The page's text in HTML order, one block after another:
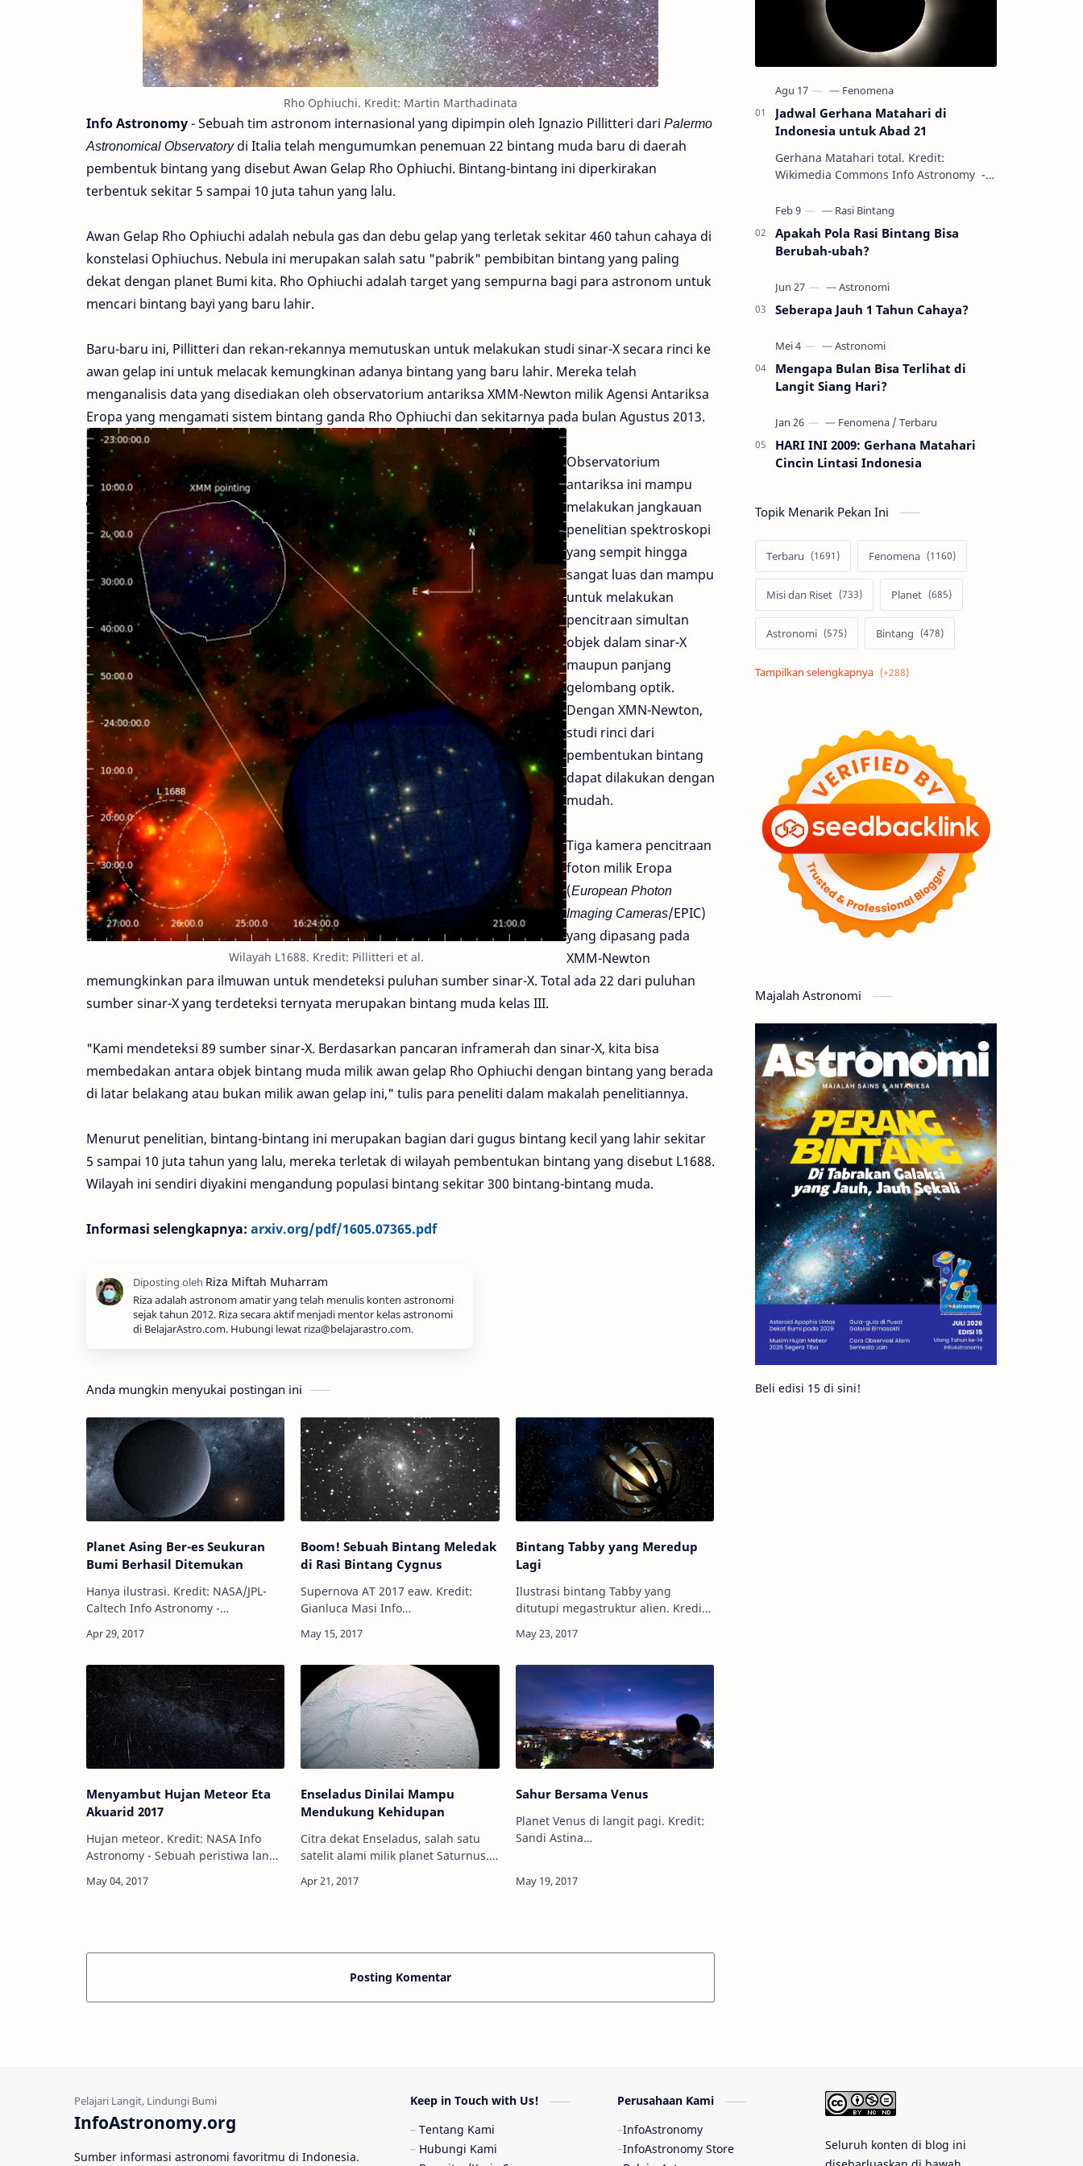
Rho Ophiuchi. Kredit: Martin Marthadinata
Info Astronomy- Sebuah tim astronom internasional yang dipimpin oleh Ignazio Pillitteri dari Palermo
Astronomical Observatorydi Italia telah mengumumkan penemuan 22 bintang muda baru di daerah
pembentuk bintang yang disebut Awan Gelap Rho Ophiuchi. Bintang-bintang ini diperkirakan
terbentuk sekitar 5 sampai 10 juta tahun yang lalu.
Awan Gelap Rho Ophiuchi adalah nebula gas dan debu gelap yang terletak sekitar 460 tahun cahaya di
konstelasi Ophiuchus. Nebula ini merupakan salah satu "pabrik" pembibitan bintang yang paling
dekat dengan planet Bumi kita. Rho Ophiuchi adalah target yang sempurna bagi para astronom untuk
mencari bintang bayi yang baru lahir.
Baru-baru ini, Pillitteri dan rekan-rekannya memutuskan untuk melakukan studi sinar-X secara rinci ke
awan gelap ini untuk melacak kemungkinan adanya bintang yang baru lahir. Mereka telah
menganalisis data yang disediakan oleh observatorium antariksa XMM-Newton milik Agensi Antariksa
Eropa yang mengamati sistem bintang ganda Rho Ophiuchi dan sekitarnya pada bulan Agustus 2013.
Wilayah L1688. Kredit: Pillitteri et al.
Observatorium
antariksa ini mampu
melakukan jangkauan
penelitian spektroskopi
yang sempit hingga
sangat luas dan mampu
untuk melakukan
pencitraan simultan
objek dalam sinar-X
maupun panjang
gelombang optik.
Dengan XMN-Newton,
studi rinci dari
pembentukan bintang
dapat dilakukan dengan
mudah.
Tiga kamera pencitraan
foton milik Eropa
(European Photon
Imaging Cameras/EPIC)
yang dipasang pada
XMM-Newton
memungkinkan para ilmuwan untuk mendeteksi puluhan sumber sinar-X. Total ada 22 dari puluhan
sumber sinar-X yang terdeteksi ternyata merupakan bintang muda kelas III.
"Kami mendeteksi 89 sumber sinar-X. Berdasarkan pancaran inframerah dan sinar-X, kita bisa
membedakan antara objek bintang muda milik awan gelap Rho Ophiuchi dengan bintang yang berada
di latar belakang atau bukan milik awan gelap ini," tulis para peneliti dalam makalah penelitiannya.
Menurut penelitian, bintang-bintang ini merupakan bagian dari gugus bintang kecil yang lahir sekitar
5 sampai 10 juta tahun yang lalu, mereka terletak di wilayah pembentukan bintang yang disebut L1688.
Wilayah ini sendiri diyakini mengandung populasi bintang sekitar 300 bintang-bintang muda.
Informasi selengkapnya: arxiv.org/pdf/1605.07365.pdf
Riza adalah astronom amatir yang telah menulis konten astronomi
sejak tahun 2012. Riza secara aktif menjadi mentor kelas astronomi
di BelajarAstro.com. Hubungi lewat riza@belajarastro.com.
Anda mungkin menyukai postingan ini
Planet Asing Ber-es Seukuran
Bumi Berhasil Ditemukan
Hanya ilustrasi. Kredit: NASA/JPL-
Caltech Info Astronomy -
internasional baru-baru ini berhasil
seukuran Bumi yang men…
Boom! Sebuah Bintang Meledak
di Rasi Bintang Cygnus
Supernova AT 2017 eaw. Kredit:
Gianluca Masi Info
astronom amatir asal AS Patrick
ledakan bintang atau supernova t…
Bintang Tabby yang Meredup
Lagi
Ilustrasi bintang Tabby yang
ditutupi megastruktur alien. Kredit:
dengan bintang Tabby yang diduga
Menyambut Hujan Meteor Eta
Akuarid 2017
Hujan meteor. Kredit: NASA Info
Astronomy - Sebuah peristiwa langit
langit malam lagi. Kali ini, hujan
Enseladus Dinilai Mampu
Mendukung Kehidupan
Citra dekat Enseladus, salah satu
satelit alami milik planet Saturnus.
Norden/Flickr/NASA Info
Sahur Bersama Venus
Planet Venus di langit pagi. Kredit:
Sandi Astina
objek mirip bintang namun
Posting Komentar
Jadwal Gerhana Matahari di
Indonesia untuk Abad 21
Gerhana Matahari total. Kredit:
Wikimedia Commons Info Astronomy -
gerhana Matahari akan terjadi sebanyak
22…
Apakah Pola Rasi Bintang Bisa
Berubah-ubah?
Seberapa Jauh 1 Tahun Cahaya?
Mengapa Bulan Bisa Terlihat di
Langit Siang Hari?
HARI INI 2009: Gerhana Matahari
Cincin Lintasi Indonesia
Topik Menarik Pekan Ini
Terbaru Fenomena
Misi dan Riset Planet
Astronomi Bintang
Alam semesta Galaksi
Tata Surya
Hype Astronot
Asteroid Observasi
Premium Komet
Penelitian
Satelit
Aurora Supernova
Nebula Sponsored
Matahari Mars
Planet Katai Featured
GMT 2016 History
Hoax Bima Sakti
Meteor Gerhana
Komet ISON Jupiter
Planet Kerdil Bumi
Pengetahuan Berita
Gerhana Matahari
Materi Gelap
Majalah Astronomi
Beli edisi 15 di sini!
InfoAstronomy.org
Sumber informasi astronomi favoritmu di Indonesia.
Keep in Touch with Us!
Tentang Kami
Hubungi Kami
Perusahaan Kami
InfoAstronomy
InfoAstronomy Store
Seluruh konten di blog ini